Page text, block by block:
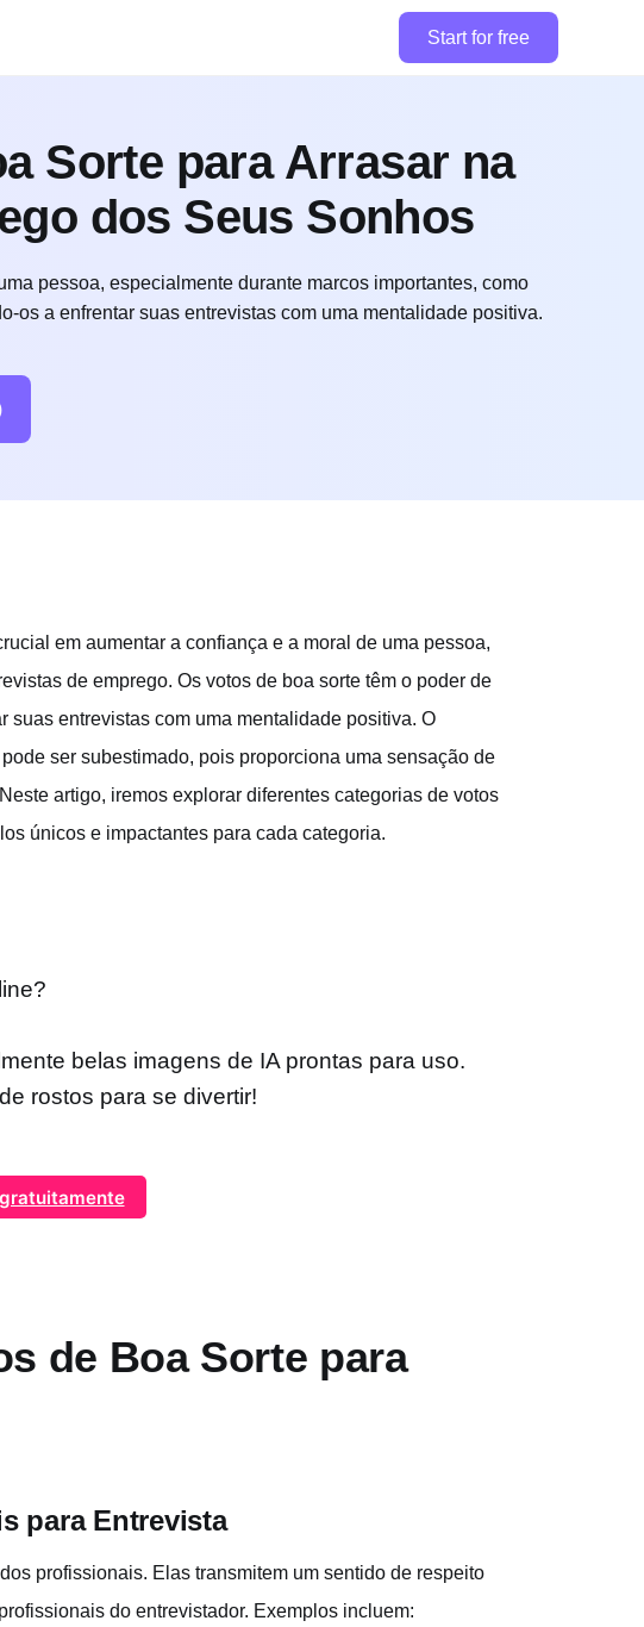
Start for free
Sorte para Arrasar na
dos Seus Sonhos
pessoa, especialmente durante marcos importantes, como
os a enfrentar suas entrevistas com uma mentalidade positiva.
em aumentar a confiança e a moral de uma pessoa,
de emprego. Os votos de boa sorte têm o poder de
entrevistas com uma mentalidade positiva. O
ser subestimado, pois proporciona uma sensação de
artigo, iremos explorar diferentes categorias de votos
únicos e impactantes para cada categoria.
belas imagens de IA prontas para uso.
rostos para se divertir!
de Boa Sorte para
para Entrevista
profissionais. Elas transmitem um sentido de respeito
do entrevistador. Exemplos incluem: